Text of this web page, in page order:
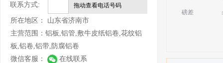
联系方式: 拖动查看电话号码
所在地区：
山东省济南市
主营范围： 铝板,铝管,敷牛皮纸铝卷,花纹铝
板,铝卷,铝带,防腐铝卷
微信客服：
在线联系
磅差